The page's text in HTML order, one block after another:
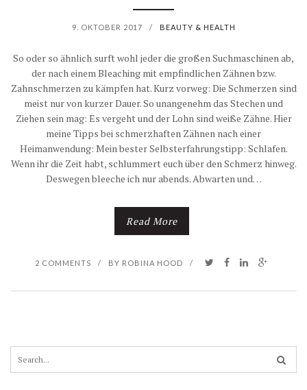
9. OKTOBER 2017 / BEAUTY & HEALTH
So oder so ähnlich surft wohl jeder die großen Suchmaschinen ab,
der nach einem Bleaching mit empfindlichen Zähnen bzw.
Zahnschmerzen zu kämpfen hat. Kurz vorweg: Die Schmerzen sind
meist nur von kurzer Dauer. So unangenehm das Stechen und
Ziehen sein mag: Es vergeht und der Lohn sind weiße Zähne. Hier
meine Tipps bei schmerzhaften Zähnen nach einer
Heimanwendung: Mein bester Selbsterfahrungstipp: Schlafen.
Wenn ihr die Zeit habt, schlummert euch über den Schmerz hinweg.
Deswegen bleeche ich nur abends. Abwarten und…
Read More
2 COMMENTS / BY ROBINA HOOD /